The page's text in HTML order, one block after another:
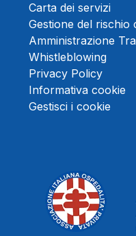
Carta dei servizi
Gestione del rischio
Amministrazione
Whistleblowing
Privacy Policy
Informativa cookie
Gestisci i cookie